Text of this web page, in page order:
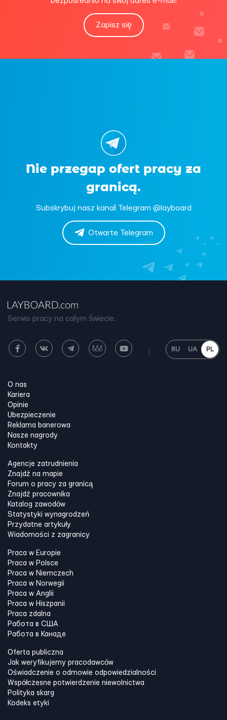
Zapisz się
Nie przegap ofert pracy za
granicą.
Subskrybuj nasz kanał Telegram @layboard
Otwarte Telegram
Serwis pracy na całym świecie.
RU UA PL
O nas
Kariera
Opinie
Ubezpieczenie
Reklama banerowa
Nasze nagrody
Kontakty
Agencje zatrudnienia
Znajdź na mapie
Forum o pracy za granicą
Znajdź pracownika
Katalog zawodów
Statystyki wynagrodzeń
Przydatne artykuły
Wiadomości z zagranicy
Praca w Europie
Praca w Polsce
Praca w Niemczech
Praca w Norwegii
Praca w Anglii
Praca w Hiszpanii
Praca zdalna
Работа в США
Работа в Канадe
Oferta publiczna
Jak weryfikujemy pracodawców
Oświadczenie o odmowie odpowiedzialności
Współczesne potwierdzenie niewolnictwa
Polityka skarg
Kodeks etyki